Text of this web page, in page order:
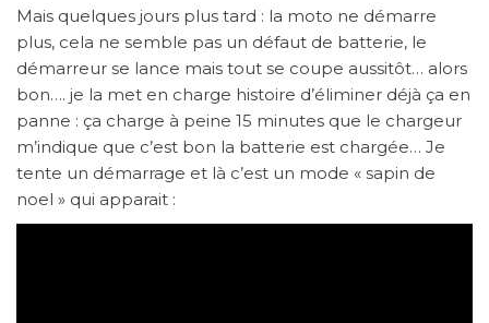
Mais quelques jours plus tard : la moto ne démarre
plus, cela ne semble pas un défaut de batterie, le
démarreur se lance mais tout se coupe aussitôt… alors
bon…. je la met en charge histoire d’éliminer déjà ça en
panne : ça charge à peine 15 minutes que le chargeur
m’indique que c’est bon la batterie est chargée… Je
tente un démarrage et là c’est un mode « sapin de
noel » qui apparait :